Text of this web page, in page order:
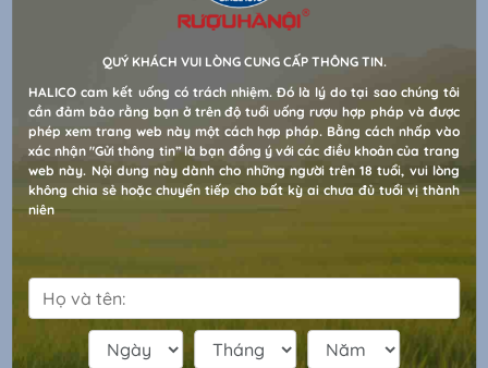
CÔNG TY CỔ PHẦN RƯỢU VÀ NƯỚC GIẢI KHÁT
HÀ NỘI
Địa chỉ: 94 Lò Đúc, Phường Hai Bà Trưng, Thành phố Hà
Nội
Số giấy chứng nhận đăng ký kinh doanh: 0100102245, cấp lần
đầu 06/12/2006 và 15/03/2023, nơi cấp: Sở kế hoạch và đầu
tư TP. Hà Nội.
QUÝ KHÁCH VUI LÒNG CUNG CẤP THÔNG TIN.
HALICO cam kết uống có trách nhiệm. Đó là lý do tại sao chúng tôi
cần đảm bảo rằng bạn ở trên độ tuổi uống rượu hợp pháp và được
phép xem trang web này một cách hợp pháp. Bằng cách nhấp vào
xác nhận "Gửi thông tin” là bạn đồng ý với các điều khoản của trang
web này. Nội dung này dành cho những người trên 18 tuổi, vui lòng
không chia sẻ hoặc chuyển tiếp cho bất kỳ ai chưa đủ tuổi vị thành
niên